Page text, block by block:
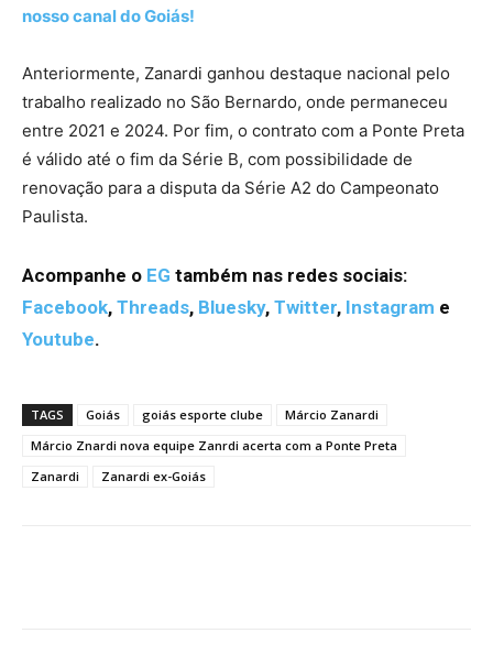
nosso canal do Goiás!
Anteriormente, Zanardi ganhou destaque nacional pelo
trabalho realizado no São Bernardo, onde permaneceu
entre 2021 e 2024. Por fim, o contrato com a Ponte Preta
é válido até o fim da Série B, com possibilidade de
renovação para a disputa da Série A2 do Campeonato
Paulista.
Acompanhe o EG também nas redes sociais:
Facebook, Threads, Bluesky, Twitter, Instagram e
Youtube.
TAGS Goiás goiás esporte clube
Márcio Zanardi
Márcio Znardi nova equipe Zanrdi acerta com a Ponte Preta
Zanardi
Zanardi ex-Goiás